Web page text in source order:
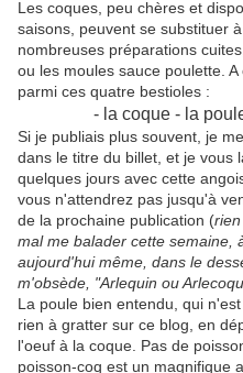
Les coques, peu chères et
saisons, peuvent se substituer
nombreuses préparations
ou les moules sauce poulette.
parmi ces quatre bestioles :
- la coque - la
Si je publiais plus souvent, je
dans le titre du billet, et je vous
quelques jours avec cette
vous n'attendrez pas jusqu'à
de la prochaine publication (
mal me balader cette semaine,
aujourd'hui même, dans le
m'obsède, "Arlequin ou
La poule bien entendu, qui
rien à gratter sur ce blog, en
l'oeuf à la coque. Pas de
poisson-coq est un magnifique